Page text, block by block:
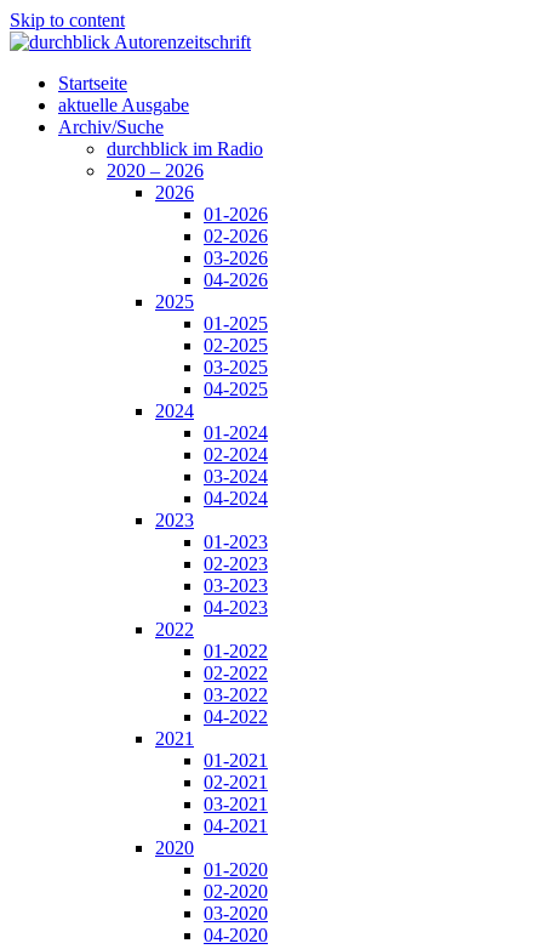
Skip to content
Startseite
aktuelle Ausgabe
Archiv/Suche
durchblick im Radio
2020 – 2026
2026
01-2026
02-2026
03-2026
04-2026
2025
01-2025
02-2025
03-2025
04-2025
2024
01-2024
02-2024
03-2024
04-2024
2023
01-2023
02-2023
03-2023
04-2023
2022
01-2022
02-2022
03-2022
04-2022
2021
01-2021
02-2021
03-2021
04-2021
2020
01-2020
02-2020
03-2020
04-2020